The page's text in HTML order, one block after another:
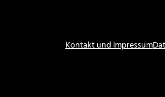
Kontakt und Impressum